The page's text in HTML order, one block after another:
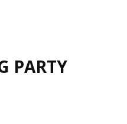
PARTY